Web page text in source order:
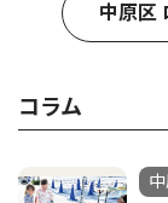
中原区
コラム